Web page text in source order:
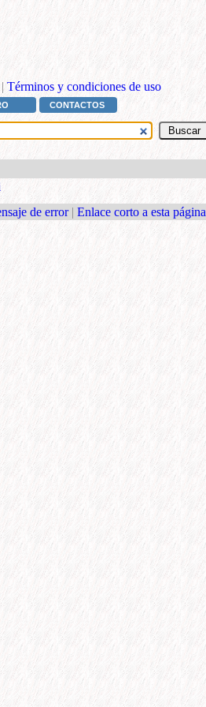
| Términos y condiciones de uso
CONTACTOS
de error | Enlace corto a esta página